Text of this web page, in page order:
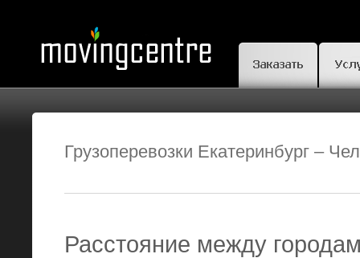
Грузоперевозки Екатеринбург –
Расстояние между